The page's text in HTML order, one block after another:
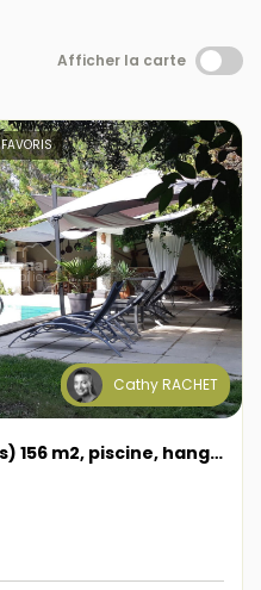
Afficher la carte
FAVORIS
Cathy RACHET
Maison Tarascon 4 pièce(s) 156 m2, piscine, hangar, terrain 2400 m2